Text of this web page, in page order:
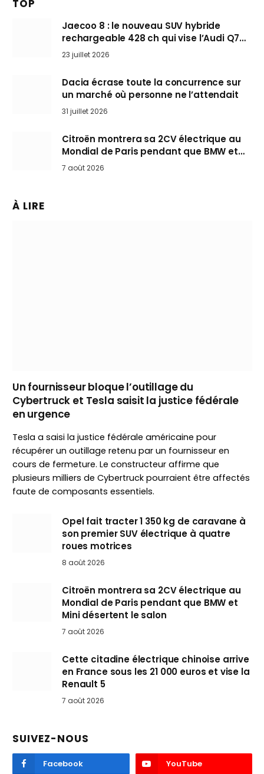
TOP
Jaecoo 8 : le nouveau SUV hybride
rechargeable 428 ch qui vise l’Audi Q7
arrive en Europe cet automne
23 juillet 2026
Dacia écrase toute la concurrence sur
un marché où personne ne l’attendait
31 juillet 2026
Citroën montrera sa 2CV électrique au
Mondial de Paris pendant que BMW et
Mini désertent le salon
7 août 2026
À LIRE
Un fournisseur bloque l’outillage du
Cybertruck et Tesla saisit la justice fédérale
en urgence
Tesla a saisi la justice fédérale américaine pour
récupérer un outillage retenu par un fournisseur en
cours de fermeture. Le constructeur affirme que
plusieurs milliers de Cybertruck pourraient être affectés
faute de composants essentiels.
Opel fait tracter 1 350 kg de caravane à
son premier SUV électrique à quatre
roues motrices
8 août 2026
Citroën montrera sa 2CV électrique au
Mondial de Paris pendant que BMW et
Mini désertent le salon
7 août 2026
Cette citadine électrique chinoise arrive
en France sous les 21 000 euros et vise la
Renault 5
7 août 2026
SUIVEZ-NOUS
Facebook YouTube